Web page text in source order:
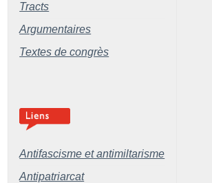
Tracts
Argumentaires
Textes de congrès
Antifascisme et antimiltarisme
Antipatriarcat